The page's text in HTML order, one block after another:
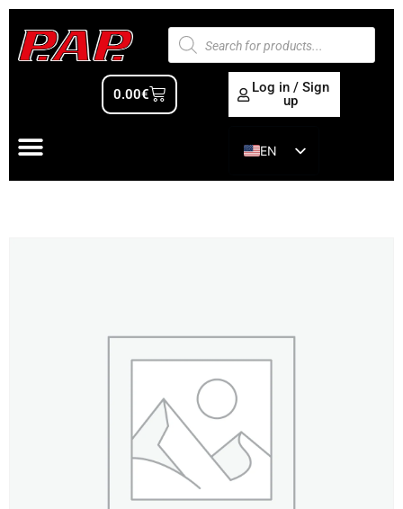
0.00€
Log in / Sign
up
EN
ES